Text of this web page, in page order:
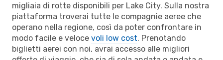
migliaia di rotte disponibili per Lake City. Sulla nostra
piattaforma troverai tutte le compagnie aeree che
operano nella regione, così da poter confrontare in
modo facile e veloce voli low cost. Prenotando
biglietti aerei con noi, avrai accesso alle migliori